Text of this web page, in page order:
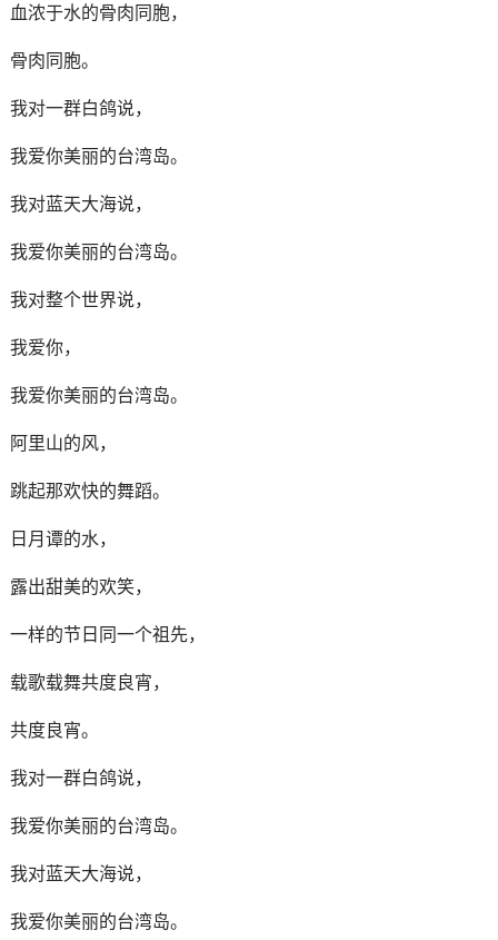
血浓于水的骨肉同胞，
骨肉同胞。
我对一群白鸽说，
我爱你美丽的台湾岛。
我对蓝天大海说，
我爱你美丽的台湾岛。
我对整个世界说，
我爱你，
我爱你美丽的台湾岛。
阿里山的风，
跳起那欢快的舞蹈。
日月谭的水，
露出甜美的欢笑，
一样的节日同一个祖先，
载歌载舞共度良宵，
共度良宵。
我对一群白鸽说，
我爱你美丽的台湾岛。
我对蓝天大海说，
我爱你美丽的台湾岛。